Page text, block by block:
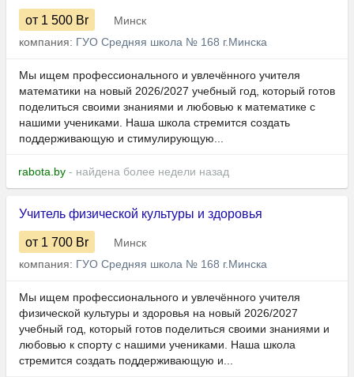
от 1 500 Br
Минск
компания: ГУО Средняя школа № 168 г.Минска
Мы ищем профессионального и увлечённого учителя
математики на новый 2026/2027 учебный год, который готов
поделиться своими знаниями и любовью к математике с
нашими учениками. Наша школа стремится создать
поддерживающую и стимулирующую...
rabota.by - найдена более недели назад
Учитель физической культуры и здоровья
от 1 700 Br
Минск
компания: ГУО Средняя школа № 168 г.Минска
Мы ищем профессионального и увлечённого учителя
физической культуры и здоровья на новый 2026/2027
учебный год, который готов поделиться своими знаниями и
любовью к спорту с нашими учениками. Наша школа
стремится создать поддерживающую и...